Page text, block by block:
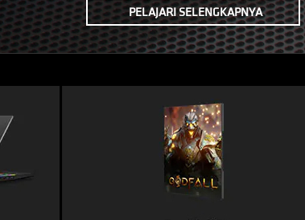
PELAJARI SELENGKAPNYA